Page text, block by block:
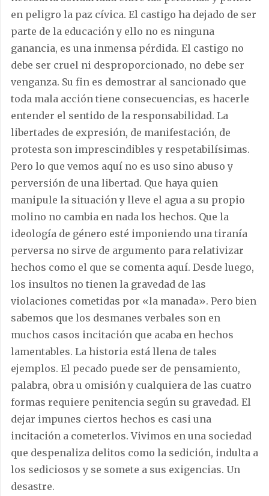
en peligro la paz cívica. El castigo ha dejado de ser
parte de la educación y ello no es ninguna
ganancia, es una inmensa pérdida. El castigo no
debe ser cruel ni desproporcionado, no debe ser
venganza. Su fin es demostrar al sancionado que
toda mala acción tiene consecuencias, es hacerle
entender el sentido de la responsabilidad. La
libertades de expresión, de manifestación, de
protesta son imprescindibles y respetabilísimas.
Pero lo que vemos aquí no es uso sino abuso y
perversión de una libertad. Que haya quien
manipule la situación y lleve el agua a su propio
molino no cambia en nada los hechos. Que la
ideología de género esté imponiendo una tiranía
perversa no sirve de argumento para relativizar
hechos como el que se comenta aquí. Desde luego,
los insultos no tienen la gravedad de las
violaciones cometidas por «la manada». Pero bien
sabemos que los desmanes verbales son en
muchos casos incitación que acaba en hechos
lamentables. La historia está llena de tales
ejemplos. El pecado puede ser de pensamiento,
palabra, obra u omisión y cualquiera de las cuatro
formas requiere penitencia según su gravedad. El
dejar impunes ciertos hechos es casi una
incitación a cometerlos. Vivimos en una sociedad
que despenaliza delitos como la sedición, indulta a
los sediciosos y se somete a sus exigencias. Un
desastre.